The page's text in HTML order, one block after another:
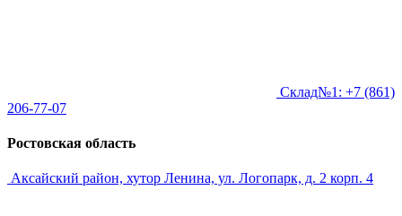
Склад№1: +7 (861)
206-77-07
Ростовская область
Аксайский район, хутор Ленина, ул. Логопарк, д. 2 корп. 4